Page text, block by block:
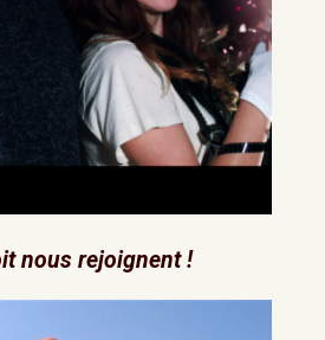
nous rejoignent !